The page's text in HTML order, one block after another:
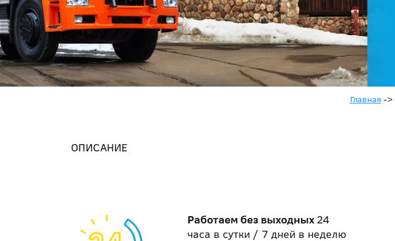
Главная ->
ОПИСАНИЕ
Работаем без выходных 24
часа в сутки / 7 дней в неделю